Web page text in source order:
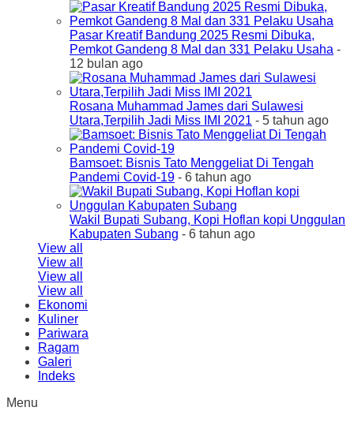
Pasar Kreatif Bandung 2025 Resmi Dibuka,
Pemkot Gandeng 8 Mal dan 331 Pelaku Usaha -
12 bulan ago
Rosana Muhammad James dari Sulawesi
Utara,Terpilih Jadi Miss IMI 2021 - 5 tahun ago
Bamsoet: Bisnis Tato Menggeliat Di Tengah
Pandemi Covid-19 - 6 tahun ago
Wakil Bupati Subang, Kopi Hoflan kopi Unggulan
Kabupaten Subang - 6 tahun ago
View all
View all
View all
View all
Ekonomi
Kuliner
Pariwara
Ragam
Galeri
Indeks
Menu